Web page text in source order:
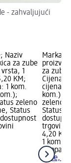
- zahvaljujući
Naziv
za zube
1
KM;
1 kom.
zeleno
Status
Marka:
za
Cijena:
cijena: 1
kom.);
zeleno
Status
trgovini
4,20 KM
1 kom.
Peppa
zube,